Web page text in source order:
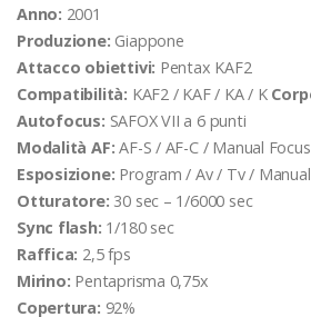
Anno: 2001
Produzione: Giappone
Attacco obiettivi: Pentax KAF2
Compatibilità: KAF2 / KAF / KA / K
Autofocus: SAFOX VII a 6 punti
Modalità AF:AF-S / AF-C / Manual Focus
Esposizione: Program / Av / Tv /
Otturatore: 30 sec – 1/6000 sec
Sync flash: 1/180 sec
Raffica: 2,5 fps
Mirino: Pentaprisma 0,75x
Copertura: 92%